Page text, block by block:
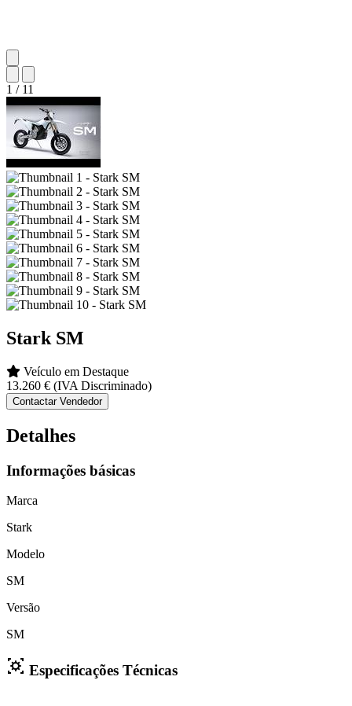
1 / 11
Stark SM
Veículo em Destaque
13.260 € (IVA Discriminado)
Contactar Vendedor
Detalhes
Informações básicas
Marca
Stark
Modelo
SM
Versão
SM
Especificações Técnicas